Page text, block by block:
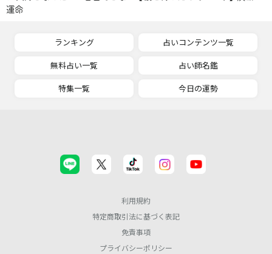
運命
ランキング
占いコンテンツ一覧
無料占い一覧
占い師名鑑
特集一覧
今日の運勢
利用規約
特定商取引法に基づく表記
免責事項
プライバシーポリシー